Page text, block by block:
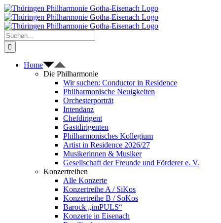
Zum
Inhalt
springen
Suche
nach:
Home
Die Philharmonie
Wir suchen: Conductor in Residence
Philharmonische Neuigkeiten
Orchesterporträt
Intendanz
Chefdirigent
Gastdirigenten
Philharmonisches Kollegium
Artist in Residence 2026/27
Musikerinnen & Musiker
Gesellschaft der Freunde und Förderer e. V.
Konzertreihen
Alle Konzerte
Konzertreihe A / SiKos
Konzertreihe B / SoKos
Barock „imPULS“
Konzerte in Eisenach